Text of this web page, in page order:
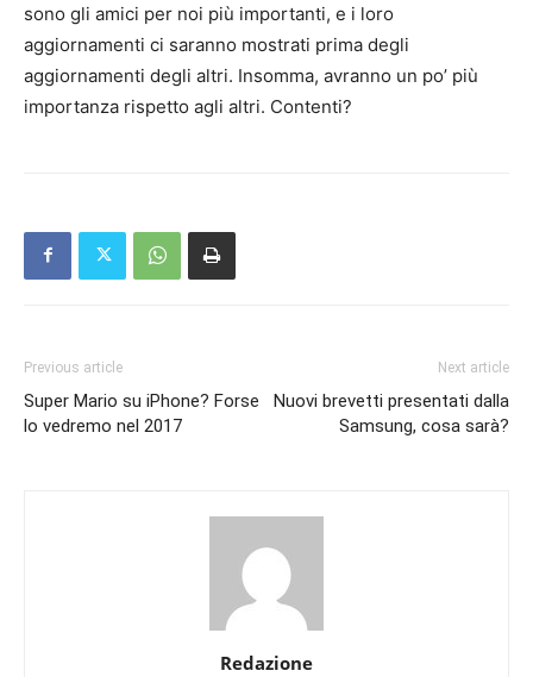
sono gli amici per noi più importanti, e i loro
aggiornamenti ci saranno mostrati prima degli
aggiornamenti degli altri. Insomma, avranno un po’ più
importanza rispetto agli altri. Contenti?
Previous article
Super Mario su iPhone? Forse
lo vedremo nel 2017
Next article
Nuovi brevetti presentati dalla
Samsung, cosa sarà?
Redazione